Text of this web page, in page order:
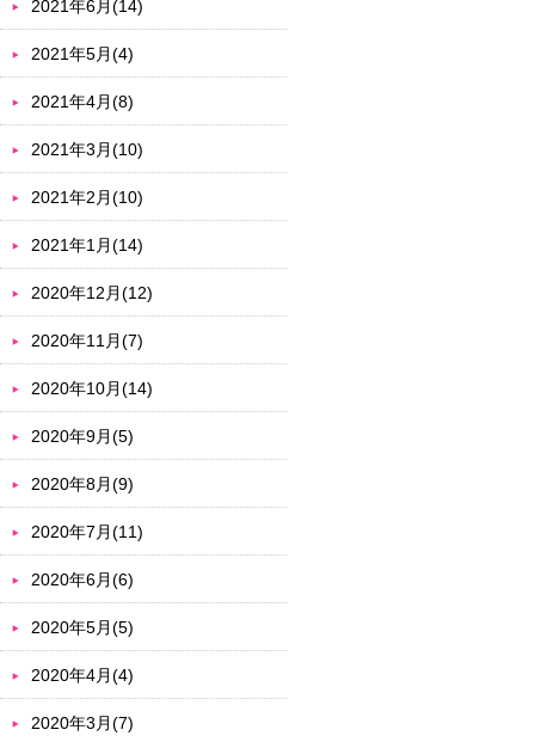
2021年6月(14)
2021年5月(4)
2021年4月(8)
2021年3月(10)
2021年2月(10)
2021年1月(14)
2020年12月(12)
2020年11月(7)
2020年10月(14)
2020年9月(5)
2020年8月(9)
2020年7月(11)
2020年6月(6)
2020年5月(5)
2020年4月(4)
2020年3月(7)